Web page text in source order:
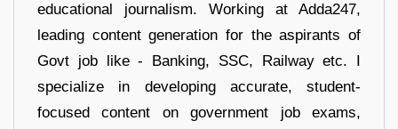
educational journalism. Working at Adda247,
leading content generation for the aspirants of
Govt job like - Banking, SSC, Railway etc. I
specialize in developing accurate, student-
focused content on government job exams,